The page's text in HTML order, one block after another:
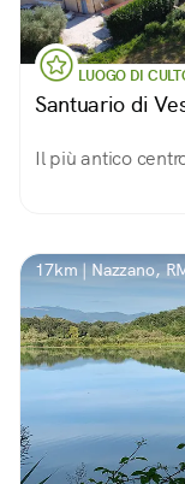
LUOGO DI
Santuario di
Il più antico
17km | Nazzano,